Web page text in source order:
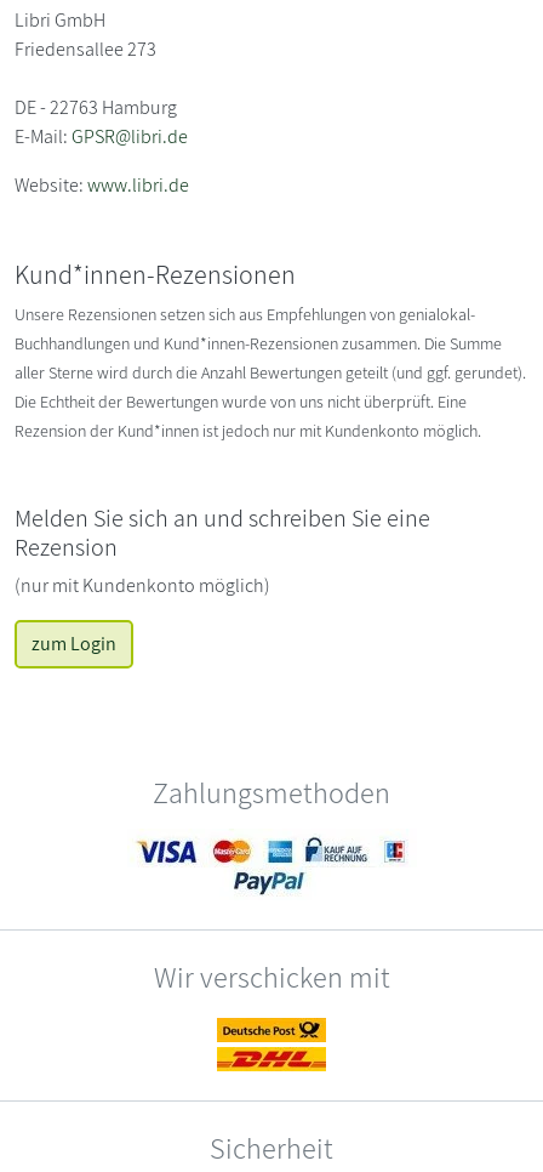
Libri GmbH
Friedensallee 273
DE - 22763 Hamburg
E-Mail:GPSR@libri.de
Website:www.libri.de
Kund*innen-Rezensionen
Unsere Rezensionen setzen sich aus Empfehlungen von genialokal-
Buchhandlungen und Kund*innen-Rezensionen zusammen. Die Summe
aller Sterne wird durch die Anzahl Bewertungen geteilt (und ggf. gerundet).
Die Echtheit der Bewertungen wurde von uns nicht überprüft. Eine
Rezension der Kund*innen ist jedoch nur mit Kundenkonto möglich.
Melden Sie sich an und schreiben Sie eine
Rezension
(nur mit Kundenkonto möglich)
zum Login
Zahlungsmethoden
Wir verschicken mit
Sicherheit